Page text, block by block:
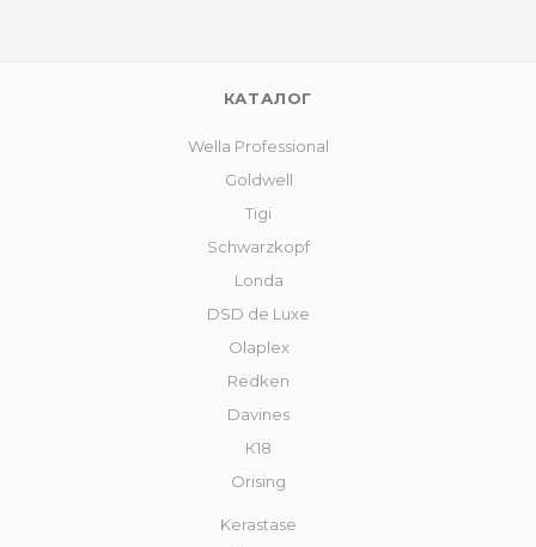
КАТАЛОГ
Wella Professional
Goldwell
Tigi
Schwarzkopf
Londa
DSD de Luxe
Olaplex
Redken
Davines
К18
Orising
Kerastase